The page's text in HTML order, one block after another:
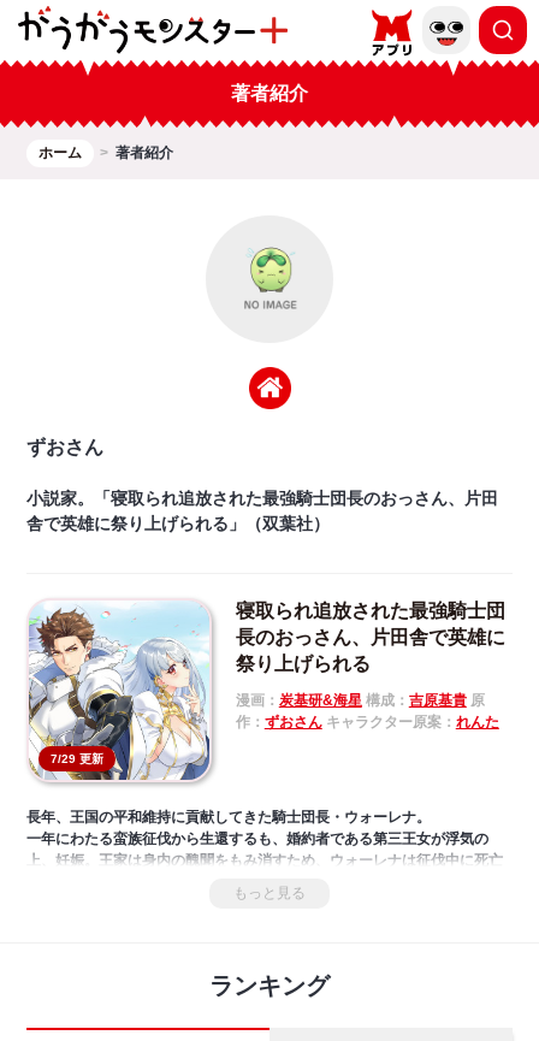
著者紹介
ホーム 著者紹介
ずおさん
小説家。「寝取られ追放された最強騎士団長のおっさん、片田
舎で英雄に祭り上げられる」（双葉社）
7/29 更新
寝取られ追放された最強騎士団
長のおっさん、片田舎で英雄に
祭り上げられる
漫画： 炭基研&海星構成： 吉原基貴原
作： ずおさんキャラクター原案： れんた
長年、王国の平和維持に貢献してきた騎士団長・ウォーレナ。
一年にわたる蛮族征伐から生還するも、婚約者である第三王女が浮気の
上、妊娠。王家は身内の醜聞をもみ消すため、ウォーレナは征伐中に死亡
失意の中、国に見切りをつけた彼は、賠償金を元手にのんびり田舎でスロ
おっさんの成り上がりファンタジー！！
もっと見る
ランキング